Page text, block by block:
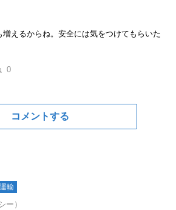
えるからね。安全には気をつけてもらいた
0
コメントする
輸
ー）